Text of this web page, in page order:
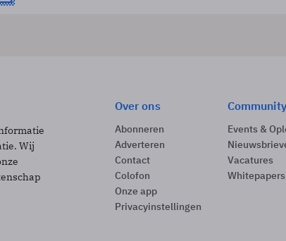
Wij
Over ons
Abonneren
Adverteren
Contact
Colofon
Onze app
Privacyinstellingen
Community
Events &
Vacatures
Whitepapers